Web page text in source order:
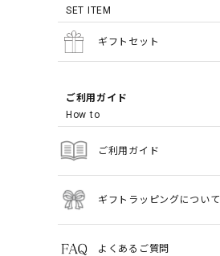
SET ITEM
ギフトセット
ご利用ガイド
How to
ご利用ガイド
ギフトラッピングについて
よくあるご質問